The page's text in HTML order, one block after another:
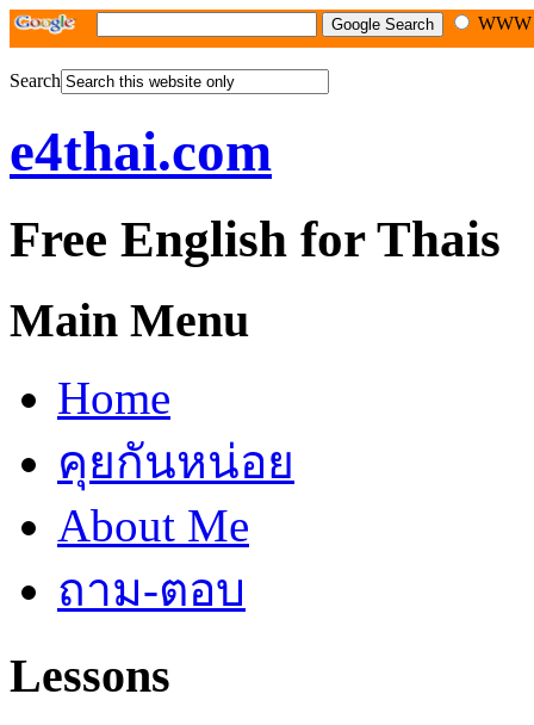
Search
e4thai.com
Free English for Thais
Main Menu
Home
คุยกันหน่อย
About Me
ถาม-ตอบ
Lessons